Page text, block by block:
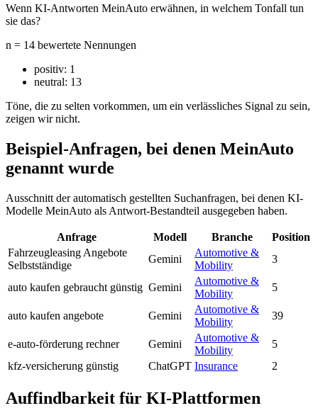
Wenn KI-Antworten MeinAuto erwähnen, in welchem Tonfall tun
sie das?
n = 14 bewertete Nennungen
positiv: 1
neutral: 13
Töne, die zu selten vorkommen, um ein verlässliches Signal zu sein,
zeigen wir nicht.
Beispiel-Anfragen, bei denen MeinAuto
genannt wurde
Ausschnitt der automatisch gestellten Suchanfragen, bei denen KI-
Modelle MeinAuto als Antwort-Bestandteil ausgegeben haben.
Anfrage Modell Branche
Position
Fahrzeugleasing Angebote
Selbstständige
Gemini
Automotive &
Mobility
3
auto kaufen gebraucht günstig Gemini
Automotive &
Mobility
5
auto kaufen angebote Gemini
Automotive &
Mobility
39
e-auto-förderung rechner Gemini
Automotive &
Mobility
5
kfz-versicherung günstig
ChatGPT Insurance 2
Auffindbarkeit für KI-Plattformen